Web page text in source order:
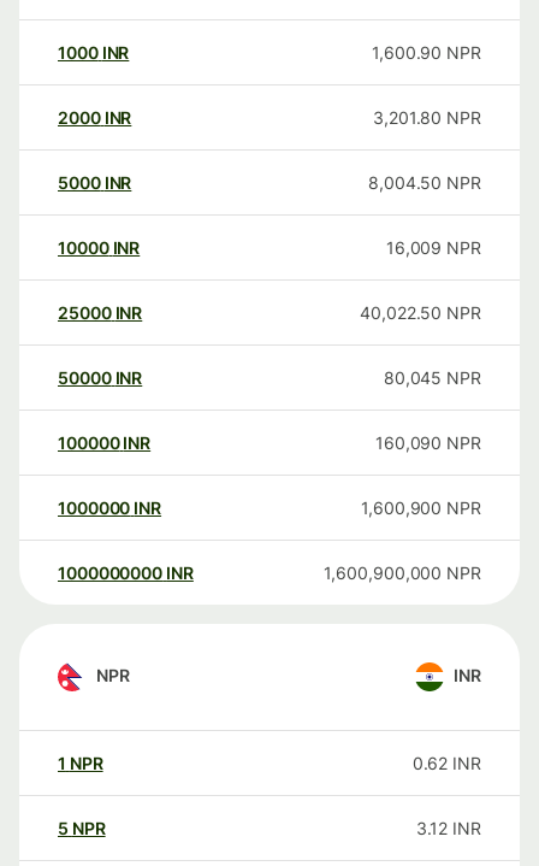
1000 INR 1,600.90 NPR
2000 INR 3,201.80 NPR
5000 INR 8,004.50 NPR
10000 INR 16,009 NPR
25000 INR 40,022.50 NPR
50000 INR 80,045 NPR
100000 INR 160,090 NPR
1000000 INR 1,600,900 NPR
1000000000 INR 1,600,900,000 NPR
NPR INR
1 NPR 0.62 INR
5 NPR 3.12 INR